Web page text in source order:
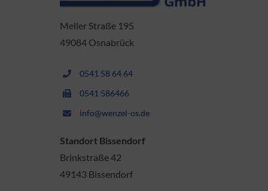
Meller Straße 195
49084 Osnabrück
0541 58 64 64
0541 586466
info@wenzel-os.de
Standort Bissendorf
Brinkstraße 42
49143 Bissendorf